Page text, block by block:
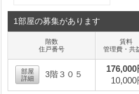
1部屋の募集があります
階数
住戸番号
賃料
管理費・共
部屋
詳細
3階３０５
176,000
10,000